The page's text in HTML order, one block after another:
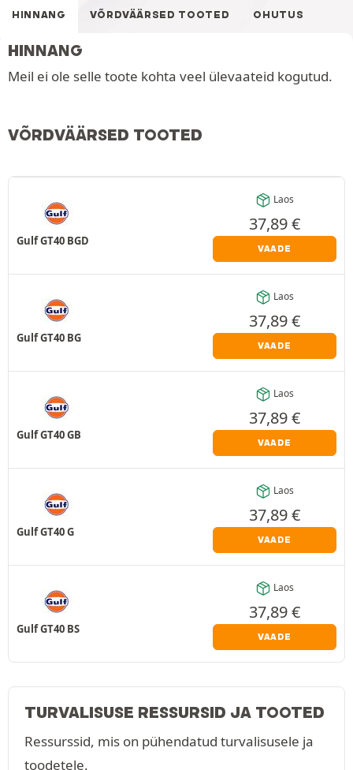
HINNANG VÕRDVÄÄRSED TOOTED OHUTUS
HINNANG
Meil ei ole selle toote kohta veel ülevaateid kogutud.
VÕRDVÄÄRSED TOOTED
Gulf GT40 BGD
Laos
37,89€
VAADE
Gulf GT40 BG
Laos
37,89€
VAADE
Gulf GT40 GB
Laos
37,89€
VAADE
Gulf GT40 G
Laos
37,89€
VAADE
Gulf GT40 BS
Laos
37,89€
VAADE
TURVALISUSE RESSURSID JA TOOTED
Ressurssid, mis on pühendatud turvalisusele ja
toodetele.